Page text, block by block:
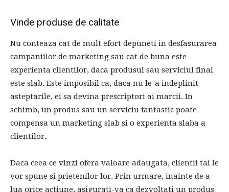
Vinde produse de calitate
Nu conteaza cat de mult efort depuneti in desfasurarea
campaniilor de marketing sau cat de buna este
experienta clientilor, daca produsul sau serviciul final
este slab. Este imposibil ca, daca nu le-a indeplinit
asteptarile, ei sa devina prescriptori ai marcii. In
schimb, un produs sau un serviciu fantastic poate
compensa un marketing slab si o experienta slaba a
clientilor.
Daca ceea ce vinzi ofera valoare adaugata, clientii tai le
vor spune si prietenilor lor. Prin urmare, inainte de a
lua orice actiune, asigurati-va ca dezvoltati un produs